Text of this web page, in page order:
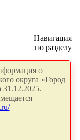
Навигация
по разделу
о
округа «Город
31.12.2025.